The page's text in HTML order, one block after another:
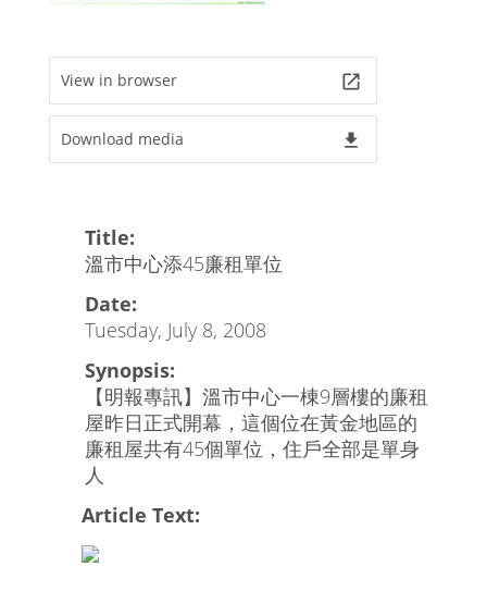
View in browser launch
Download media file_download
Title:
溫市中心添45廉租單位
Date:
Tuesday, July 8, 2008
Synopsis:
【明報專訊】溫市中心一棟9層樓的廉租
屋昨日正式開幕，這個位在黃金地區的
廉租屋共有45個單位，住戶全部是單身
人
Article Text: